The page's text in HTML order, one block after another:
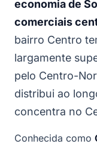
economia de
comerciais
bairro Centro
largamente
pelo Centro-
distribui ao
concentra no
Conhecida como